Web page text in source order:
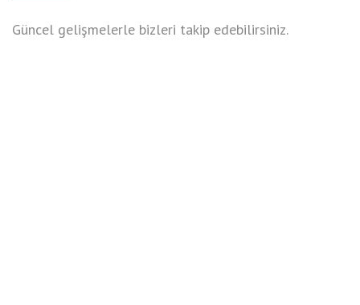
Güncel gelişmelerle bizleri takip edebilirsiniz.